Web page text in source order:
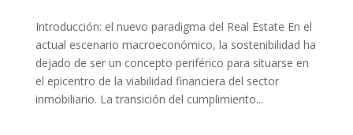
Introducción: el nuevo paradigma del Real Estate En el
actual escenario macroeconómico, la sostenibilidad ha
dejado de ser un concepto periférico para situarse en
el epicentro de la viabilidad financiera del sector
inmobiliario. La transición del cumplimiento...